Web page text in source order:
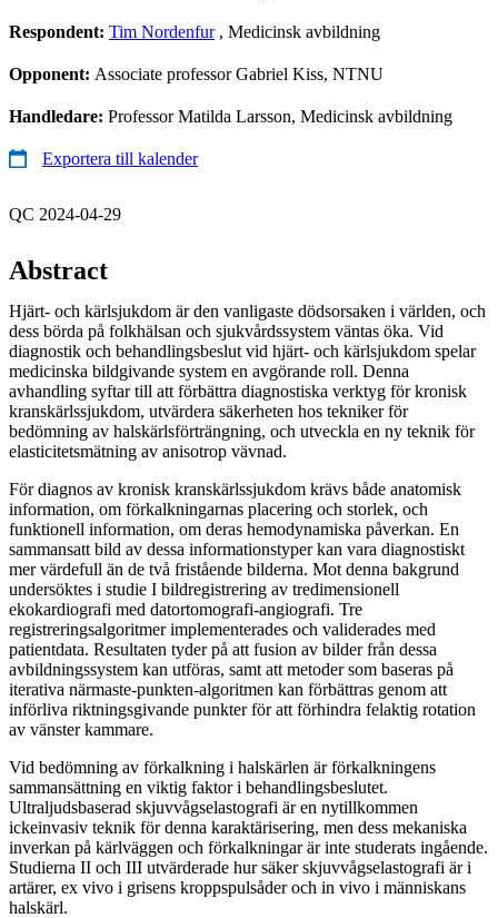
Respondent: Tim Nordenfur, Medicinsk avbildning
Opponent: Associate professor Gabriel Kiss, NTNU
Handledare: Professor Matilda Larsson, Medicinsk avbildning
Exportera till kalender
QC 2024-04-29
Abstract
Hjärt- och kärlsjukdom är den vanligaste dödsorsaken i världen, och
dess börda på folkhälsan och sjukvårdssystem väntas öka. Vid
diagnostik och behandlingsbeslut vid hjärt- och kärlsjukdom spelar
medicinska bildgivande system en avgörande roll. Denna
avhandling syftar till att förbättra diagnostiska verktyg för kronisk
kranskärlssjukdom, utvärdera säkerheten hos tekniker för
bedömning av halskärlsförträngning, och utveckla en ny teknik för
elasticitetsmätning av anisotrop vävnad.
För diagnos av kronisk kranskärlssjukdom krävs både anatomisk
information, om förkalkningarnas placering och storlek, och
funktionell information, om deras hemodynamiska påverkan. En
sammansatt bild av dessa informationstyper kan vara diagnostiskt
mer värdefull än de två fristående bilderna. Mot denna bakgrund
undersöktes i studie I bildregistrering av tredimensionell
ekokardiografi med datortomografi-angiografi. Tre
registreringsalgoritmer implementerades och validerades med
patientdata. Resultaten tyder på att fusion av bilder från dessa
avbildningssystem kan utföras, samt att metoder som baseras på
iterativa närmaste-punkten-algoritmen kan förbättras genom att
införliva riktningsgivande punkter för att förhindra felaktig rotation
av vänster kammare.
Vid bedömning av förkalkning i halskärlen är förkalkningens
sammansättning en viktig faktor i behandlingsbeslutet.
Ultraljudsbaserad skjuvvågselastografi är en nytillkommen
ickeinvasiv teknik för denna karaktärisering, men dess mekaniska
inverkan på kärlväggen och förkalkningar är inte studerats ingående.
Studierna II och III utvärderade hur säker skjuvvågselastografi är i
artärer, ex vivo i grisens kroppspulsåder och in vivo i människans
halskärl.